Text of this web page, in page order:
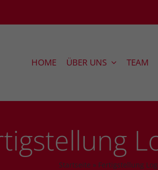
HOME ÜBER UNS TEAM
Startseite » Fertigstellung